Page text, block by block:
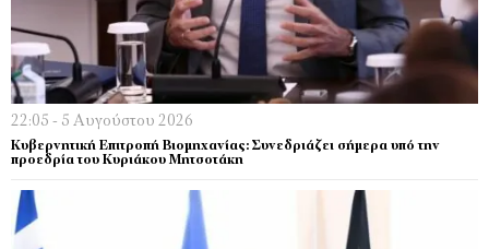
22:05 - 5 Αυγούστου 2026
Κυβερνητική Επιτροπή Βιομηχανίας: Συνεδριάζει σήμερα υπό την
προεδρία του Κυριάκου Μητσοτάκη